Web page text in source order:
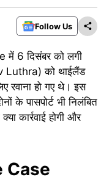
Follow Us
में 6 दिसंबर को लगी
Luthra) को थाईलैंड
रवाना हो गए थे। इस
के पासपोर्ट भी निलंबित
कार्रवाई होगी और
Case